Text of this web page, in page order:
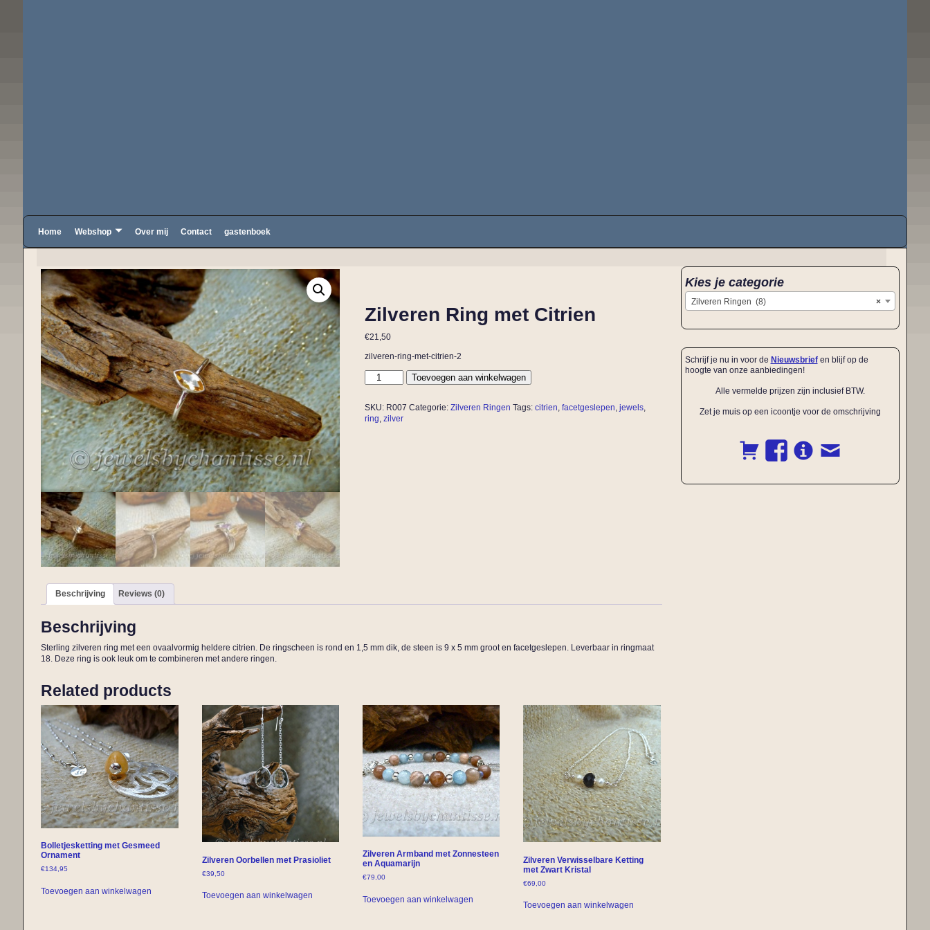
Home Webshop Over mij Contact gastenboek
Zilveren Ring met Citrien
€21,50
zilveren-ring-met-citrien-2
Toevoegen aan winkelwagen
SKU: R007 Categorie: Zilveren Ringen Tags: citrien facetgeslepen jewels,
ring zilver
Beschrijving Reviews (0)
Beschrijving
Sterling zilveren ring met een ovaalvormig heldere citrien. De ringscheen is rond en 1,5 mm dik, de steen is 9 x 5 mm groot en facetgeslepen. Leverbaar in ringmaat
18. Deze ring is ook leuk om te combineren met andere ringen.
Related products
Bolletjesketting met Gesmeed
Ornament
€134,95
Toevoegen aan winkelwagen
Zilveren Oorbellen met Prasioliet
€39,50
Toevoegen aan winkelwagen
Zilveren Armband met Zonnesteen
en Aquamarijn
€79,00
Toevoegen aan winkelwagen
Zilveren Verwisselbare Ketting
met Zwart Kristal
€69,00
Toevoegen aan winkelwagen
Kies je categorie
×
Zilveren Ringen (8)
Schrijf je nu in voor de Nieuwsbriefen blijf op de
hoogte van onze aanbiedingen!
Alle vermelde prijzen zijn inclusief BTW.
Zet je muis op een icoontje voor de omschrijving